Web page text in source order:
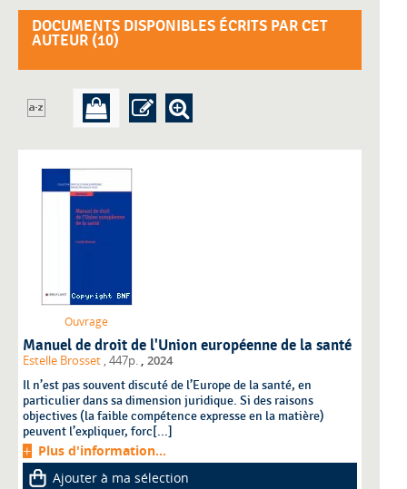
DOCUMENTS DISPONIBLES ÉCRITS PAR CET
AUTEUR (10)
Ouvrage
Manuel de droit de l'Union européenne de la santé
Estelle Brosset , 447p. , 2024
Il n’est pas souvent discuté de l’Europe de la santé, en
particulier dans sa dimension juridique. Si des raisons
objectives (la faible compétence expresse en la matière)
peuvent l’expliquer, forc[...]
Plus d'information...
Ajouter à ma sélection